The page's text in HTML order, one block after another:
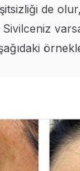
de
Sivilceniz